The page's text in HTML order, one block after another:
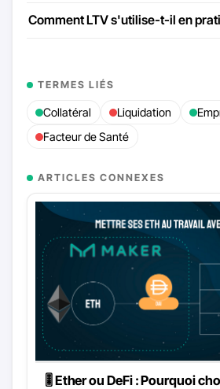
Comment LTV s'utilise-t-il en
TERMES LIÉS
Collatéral Liquidation
Facteur de Santé
ARTICLES CONNEXES
🎚 Ether ou DeFi : Pourquoi